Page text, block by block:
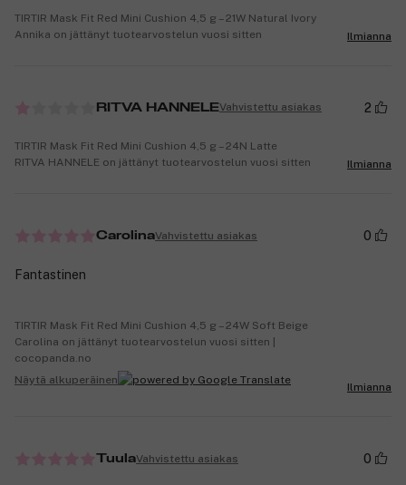
TIRTIR Mask Fit Red Mini Cushion 4,5 g – 21W Natural Ivory
Annika on jättänyt tuotearvostelun vuosi sitten
Ilmianna
RITVA HANNELEVahvistettu asiakas 2
TIRTIR Mask Fit Red Mini Cushion 4,5 g – 24N Latte
RITVA HANNELE on jättänyt tuotearvostelun vuosi sitten
Ilmianna
CarolinaVahvistettu asiakas 0
Fantastinen
TIRTIR Mask Fit Red Mini Cushion 4,5 g – 24W Soft Beige
Carolina on jättänyt tuotearvostelun vuosi sitten |
cocopanda.no
Näytä alkuperäinen
Ilmianna
TuulaVahvistettu asiakas 0